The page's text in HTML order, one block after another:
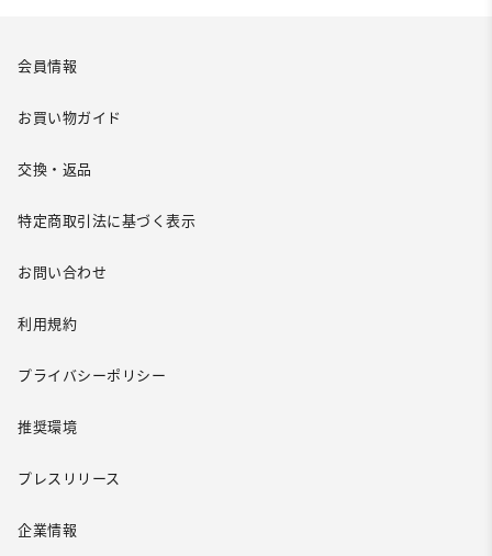
会員情報
お買い物ガイド
交換・返品
特定商取引法に基づく表示
お問い合わせ
利用規約
プライバシーポリシー
推奨環境
プレスリリース
企業情報